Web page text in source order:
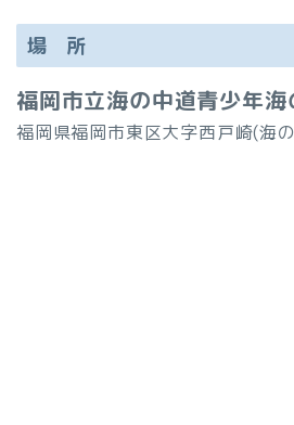
場 所
福岡市立海の中道青少年海
福岡県福岡市東区大字西戸崎(海